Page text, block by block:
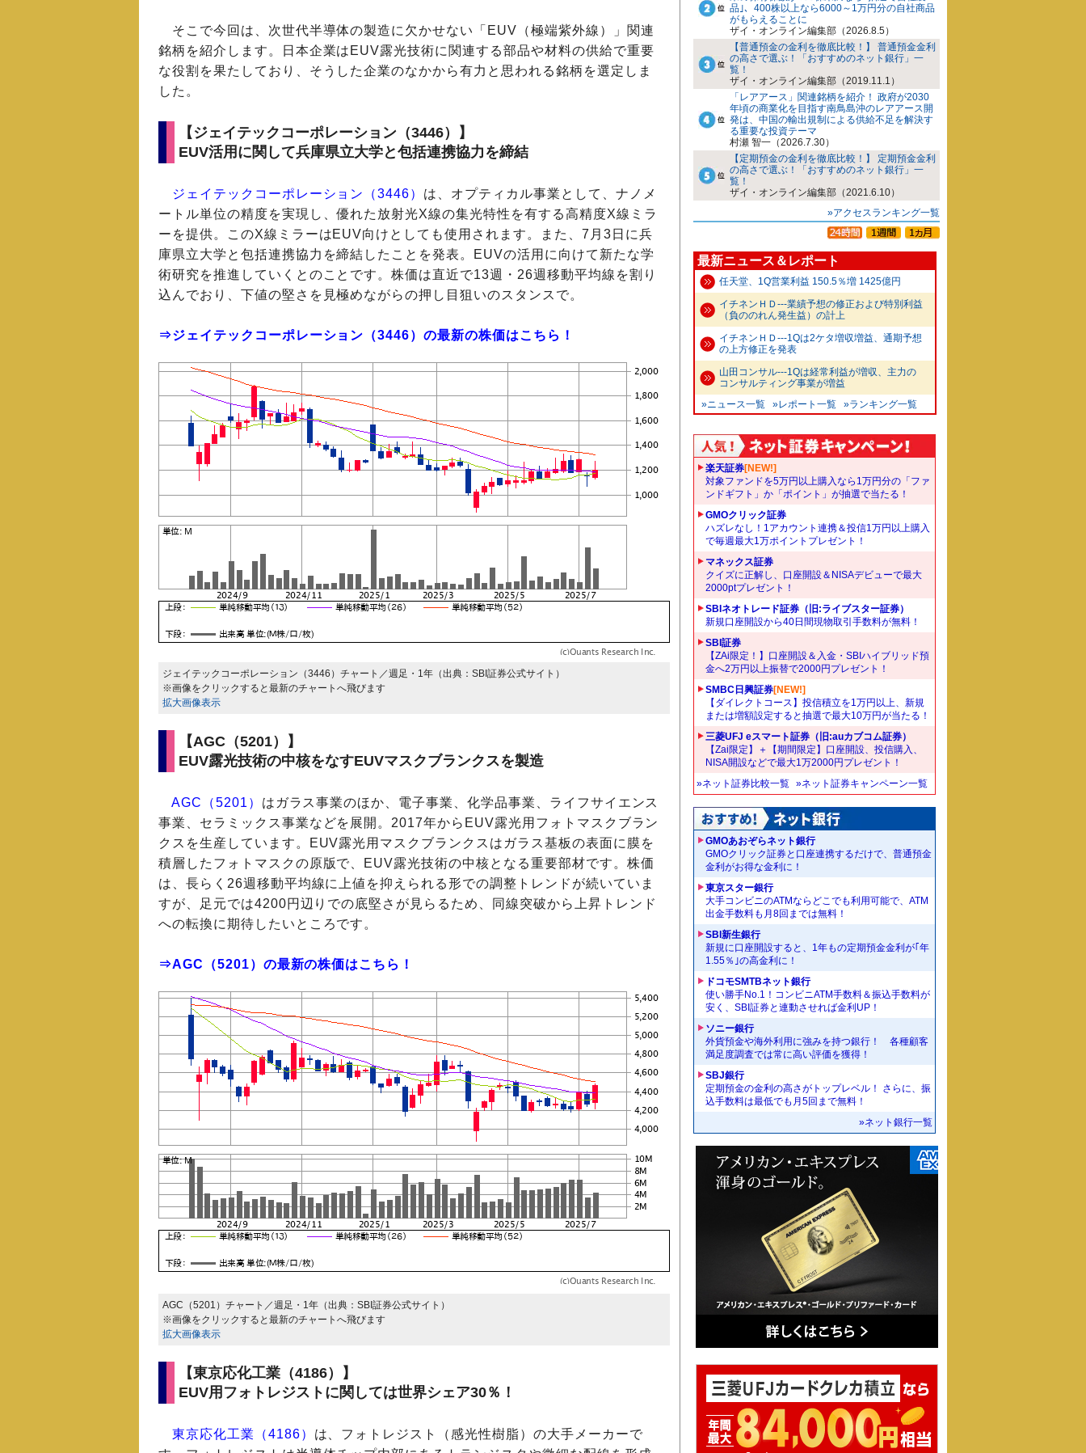
そこで今回は、次世代半導体の製造に欠かせない「EUV（極端紫外線）」関連
銘柄を紹介します。日本企業はEUV露光技術に関連する部品や材料の供給で重要
な役割を果たしており、そうした企業のなかから有力と思われる銘柄を選定しま
した。
【ジェイテックコーポレーション（3446）】
EUV活用に関して兵庫県立大学と包括連携協力を締結
ジェイテックコーポレーション（3446） は、オプティカル事業として、ナノメ
ートル単位の精度を実現し、優れた放射光X線の集光特性を有する高精度X線ミラ
ーを提供。このX線ミラーはEUV向けとしても使用されます。また、7月3日に兵
庫県立大学と包括連携協力を締結したことを発表。EUVの活用に向けて新たな学
術研究を推進していくとのことです。株価は直近で13週・26週移動平均線を割り
込んでおり、下値の堅さを見極めながらの押し目狙いのスタンスで。
⇒ジェイテックコーポレーション（3446）の最新の株価はこちら！
ジェイテックコーポレーション（3446）チャート／週足・1年（出典：SBI証券公式サイト）
※画像をクリックすると最新のチャートへ飛びます
拡大画像表示
【AGC（5201）】
EUV露光技術の中核をなすEUVマスクブランクスを製造
AGC（5201） はガラス事業のほか、電子事業、化学品事業、ライフサイエンス
事業、セラミックス事業などを展開。2017年からEUV露光用フォトマスクブラン
クスを生産しています。EUV露光用マスクブランクスはガラス基板の表面に膜を
積層したフォトマスクの原版で、EUV露光技術の中核となる重要部材です。株価
は、長らく26週移動平均線に上値を抑えられる形での調整トレンドが続いていま
すが、足元では4200円辺りでの底堅さが見らるため、同線突破から上昇トレンド
への転換に期待したいところです。
⇒AGC（5201）の最新の株価はこちら！
AGC（5201）チャート／週足・1年（出典：SBI証券公式サイト）
※画像をクリックすると最新のチャートへ飛びます
拡大画像表示
【東京応化工業（4186）】
EUV用フォトレジストに関しては世界シェア30％！
東京応化工業（4186） は、フォトレジスト（感光性樹脂）の大手メーカーで
品｣、400株以上なら6000～1万円分の自社商品
がもらえることに
ザイ・オンライン編集部（2026.8.5）
【普通預金の金利を徹底比較！】 普通預金金利
の高さで選ぶ！「おすすめのネット銀行」一
覧！
ザイ・オンライン編集部（2019.11.1）
「レアアース」関連銘柄を紹介！ 政府が2030
年頃の商業化を目指す南鳥島沖のレアアース開
発は、中国の輸出規制による供給不足を解決す
る重要な投資テーマ
村瀬 智一（2026.7.30）
【定期預金の金利を徹底比較！】 定期預金金利
の高さで選ぶ！「おすすめのネット銀行」一
覧！
ザイ・オンライン編集部（2021.6.10）
»アクセスランキング一覧
最新ニュース＆レポート
任天堂、1Q営業利益 150.5％増 1425億円
イチネンＨＤ---業績予想の修正および特別利益
（負ののれん発生益）の計上
イチネンＨＤ---1Qは2ケタ増収増益、通期予想
の上方修正を発表
山田コンサル---1Qは経常利益が増収、主力の
コンサルティング事業が増益
»ニュース一覧
»レポート一覧 »ランキング一覧
楽天証券[NEW!]
対象ファンドを5万円以上購入なら1万円分の「ファ
ンドギフト」か「ポイント」が抽選で当たる！
GMOクリック証券
ハズレなし！1アカウント連携＆投信1万円以上購入
で毎週最大1万ポイントプレゼント！
マネックス証券
クイズに正解し、口座開設＆NISAデビューで最大
2000ptプレゼント！
SBIネオトレード証券（旧:ライブスター証券）
新規口座開設から40日間現物取引手数料が無料！
SBI証券
【ZAi限定！】口座開設＆入金・SBIハイブリッド預
金へ2万円以上振替で2000円プレゼント！
SMBC日興証券[NEW!]
【ダイレクトコース】投信積立を1万円以上、新規
または増額設定すると抽選で最大10万円が当たる！
三菱UFJ eスマート証券（旧:auカブコム証券）
【Zai限定】＋【期間限定】口座開設、投信購入、
NISA開設などで最大1万2000円プレゼント！
»ネット証券比較一覧 »ネット証券キャンペーン一覧
GMOあおぞらネット銀行
GMOクリック証券と口座連携するだけで、普通預金
金利がお得な金利に！
東京スター銀行
大手コンビニのATMならどこでも利用可能で、ATM
出金手数料も月8回までは無料！
SBI新生銀行
新規に口座開設すると、1年もの定期預金金利が｢年
1.55％｣の高金利に！
ドコモSMTBネット銀行
使い勝手No.1！コンビニATM手数料＆振込手数料が
安く、SBI証券と連動させれば金利UP！
ソニー銀行
外貨預金や海外利用に強みを持つ銀行！ 各種顧客
満足度調査では常に高い評価を獲得！
SBJ銀行
定期預金の金利の高さがトップレベル！ さらに、振
込手数料は最低でも月5回まで無料！
»ネット銀行一覧